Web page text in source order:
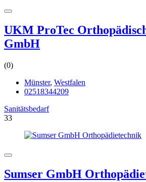
UKM ProTec
GmbH
(0)
Münster, Westfalen
02518344209
Sanitätsbedarf
33
Sumser GmbH